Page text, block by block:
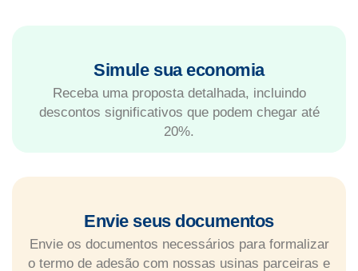
Simule sua economia
Receba uma proposta detalhada, incluindo
descontos significativos que podem chegar até
20%.
Envie seus documentos
Envie os documentos necessários para formalizar
o termo de adesão com nossas usinas parceiras e